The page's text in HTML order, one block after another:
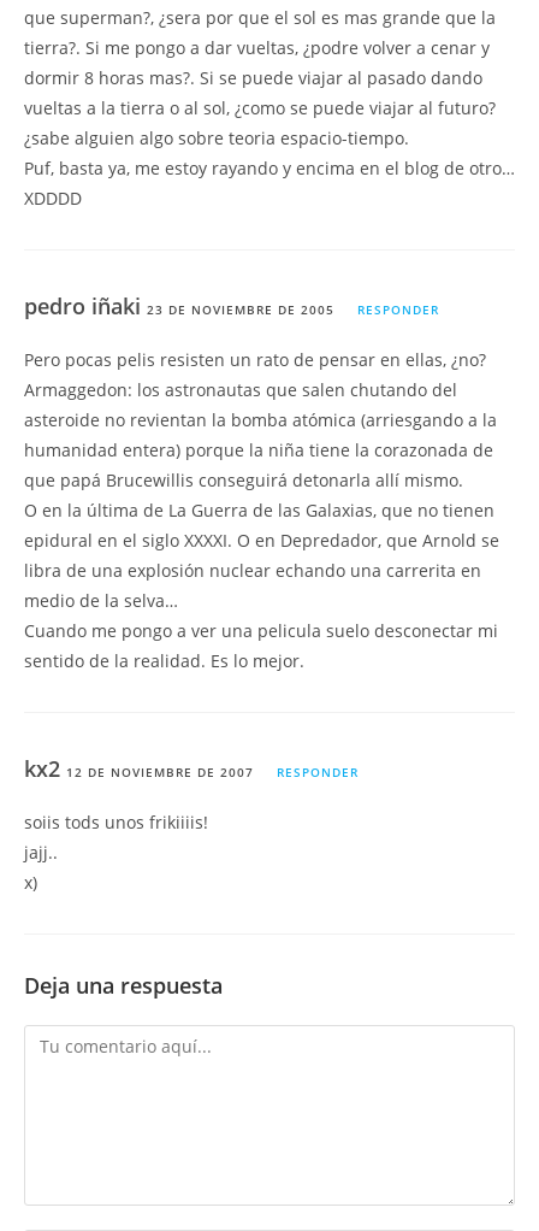
que superman?, ¿sera por que el sol es mas grande que la
tierra?. Si me pongo a dar vueltas, ¿podre volver a cenar y
dormir 8 horas mas?. Si se puede viajar al pasado dando
vueltas a la tierra o al sol, ¿como se puede viajar al futuro?
¿sabe alguien algo sobre teoria espacio-tiempo.
Puf, basta ya, me estoy rayando y encima en el blog de otro…
XDDDD
pedro iñaki 23 DE NOVIEMBRE DE 2005 RESPONDER
Pero pocas pelis resisten un rato de pensar en ellas, ¿no?
Armaggedon: los astronautas que salen chutando del
asteroide no revientan la bomba atómica (arriesgando a la
humanidad entera) porque la niña tiene la corazonada de
que papá Brucewillis conseguirá detonarla allí mismo.
O en la última de La Guerra de las Galaxias, que no tienen
epidural en el siglo XXXXI. O en Depredador, que Arnold se
libra de una explosión nuclear echando una carrerita en
medio de la selva…
Cuando me pongo a ver una pelicula suelo desconectar mi
sentido de la realidad. Es lo mejor.
kx2 12 DE NOVIEMBRE DE 2007 RESPONDER
soiis tods unos frikiiiis!
jajj..
x)
Deja una respuesta
Comentario